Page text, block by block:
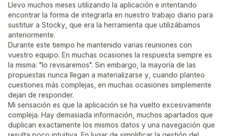
Llevo muchos meses utilizando la aplicación e intentando
encontrar la forma de integrarla en nuestro trabajo diario para
sustituir a Stocky, que era la herramienta que utilizábamos
anteriormente.
Durante este tiempo he mantenido varias reuniones con
vuestro equipo. En muchas ocasiones la respuesta siempre es
la misma: "lo revisaremos". Sin embargo, la mayoría de las
propuestas nunca llegan a materializarse y, cuando planteo
cuestiones más complejas, en muchas ocasiones simplemente
dejan de responder.
Mi sensación es que la aplicación se ha vuelto excesivamente
compleja. Hay demasiada información, muchos apartados que
duplican exactamente los mismos datos y una navegación que